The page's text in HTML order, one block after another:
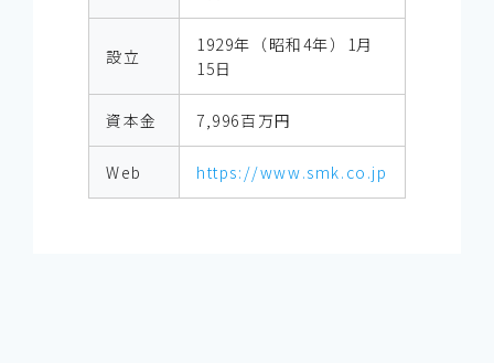
設立
1929年（昭和4年）1月
15日
資本金 7,996百万円
Web https://www.smk.co.jp